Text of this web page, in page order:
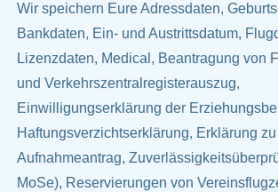
Wir speichern Eure Adressdaten,
Bankdaten, Ein- und Austrittsdatum,
Lizenzdaten, Medical, Beantragung von
und Verkehrszentralregisterauszug,
Einwilligungserklärung der
Haftungsverzichtserklärung, Erklärung
Aufnahmeantrag,
MoSe), Reservierungen von